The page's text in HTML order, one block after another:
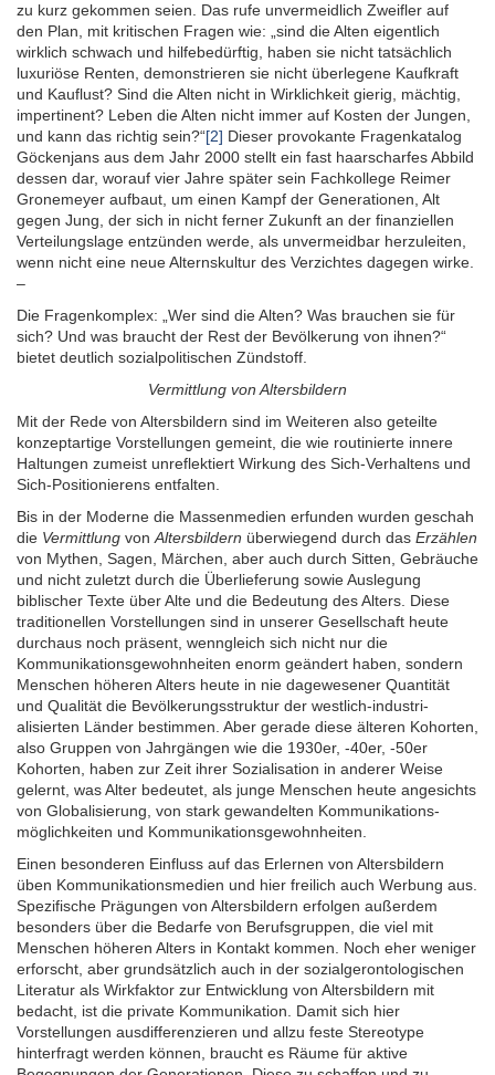
zu kurz gekommen seien. Das rufe unver­meidlich Zweifler auf
den Plan, mit kritischen Fragen wie: „sind die Alten eigentlich
wirklich schwach und hilfe­bedürftig, haben sie nicht tat­sächlich
luxuriöse Renten, demonstrieren sie nicht über­legene Kauf­kraft
und Kauf­lust? Sind die Alten nicht in Wirklich­keit gierig, mächtig,
impertinent? Leben die Alten nicht immer auf Kosten der Jungen,
und kann das richtig sein?“[2] Dieser provo­kante Fragen­katalog
Göckenjans aus dem Jahr 2000 stellt ein fast haar­scharfes Abbild
dessen dar, worauf vier Jahre später sein Fach­kollege Reimer
Gronemeyer aufbaut, um einen Kampf der Generationen, Alt
gegen Jung, der sich in nicht ferner Zukunft an der finan­ziellen
Verteilungs­lage entzünden werde, als unver­meidbar herzuleiten,
wenn nicht eine neue Alterns­kultur des Verzichtes dagegen wirke.
–
Die Fragenkomplex: „Wer sind die Alten? Was brauchen sie für
sich? Und was braucht der Rest der Bevölkerung von ihnen?“
bietet deutlich sozial­politischen Zündstoff.
Vermittlung von Altersbildern
Mit der Rede von Alters­bildern sind im Weiteren also geteilte
konzeptartige Vorstellungen gemeint, die wie routinierte innere
Haltungen zumeist unreflektiert Wirkung des Sich-Verhaltens und
Sich-Positionierens entfalten.
Bis in der Moderne die Massen­medien erfunden wurden geschah
die Vermittlung von Altersbildern überwiegend durch das Erzählen
von Mythen, Sagen, Märchen, aber auch durch Sitten, Gebräuche
und nicht zuletzt durch die Überlieferung sowie Auslegung
biblischer Texte über Alte und die Bedeutung des Alters. Diese
traditi­onellen Vorstel­lungen sind in unserer Gesellschaft heute
durchaus noch präsent, wenn­gleich sich nicht nur die
Kommunikations­gewohn­heiten enorm geändert haben, sondern
Menschen höheren Alters heute in nie dagewesener Quantität
und Qualität die Bevölkerungs­struktur der westlich-industri­
alisierten Länder bestimmen. Aber gerade diese älteren Kohorten,
also Gruppen von Jahrgängen wie die 1930er, -40er, -50er
Kohorten, haben zur Zeit ihrer Sozialisation in anderer Weise
gelernt, was Alter bedeutet, als junge Menschen heute angesichts
von Globalisierung, von stark gewandelten Kommunikations­
möglichkeiten und Kommunikations­gewohnheiten.
Einen besonderen Einfluss auf das Erlernen von Altersbildern
üben Kommunikationsmedien und hier freilich auch Werbung aus.
Spezifische Prägungen von Altersbildern erfolgen außerdem
besonders über die Bedarfe von Berufsgruppen, die viel mit
Menschen höheren Alters in Kontakt kommen. Noch eher weniger
erforscht, aber grundsätzlich auch in der sozialgerontologischen
Literatur als Wirkfaktor zur Entwicklung von Altersbildern mit
bedacht, ist die private Kommunikation. Damit sich hier
Vorstellungen ausdifferenzieren und allzu feste Stereotype
hinterfragt werden können, braucht es Räume für aktive